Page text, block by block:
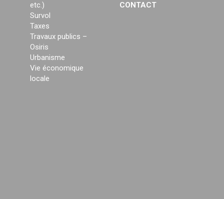
etc.)
Survol
Taxes
Travaux publics –
Osiris
Urbanisme
Vie économique
locale
CONTACT